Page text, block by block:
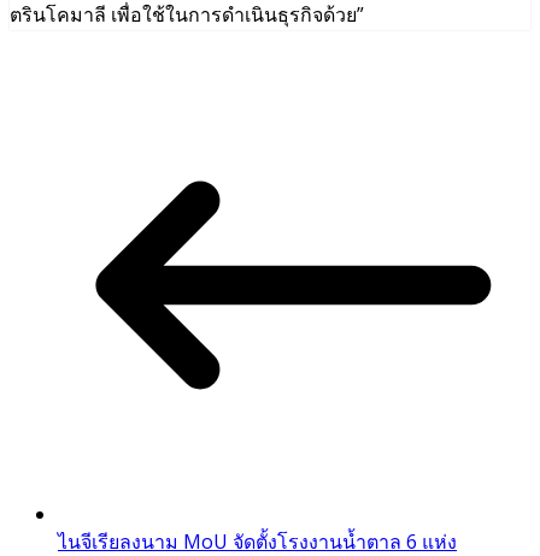
ตรินโคมาลี เพื่อใช้ในการดำเนินธุรกิจด้วย”
ไนจีเรียลงนาม MoU จัดตั้งโรงงานน้ำตาล 6 แห่ง